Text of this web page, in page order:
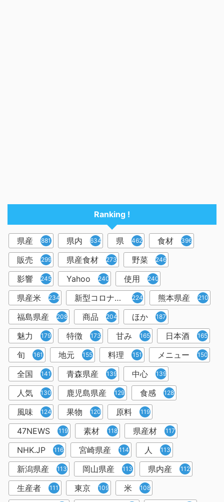
Ranking !
県産 881 県内 634 県 462 食材 396
販売 299 県産食材 273 野菜 246
影響 245 Yahoo 240 使用 240
県産米 234 新型コロナウイルス 224 熊本県産 210
福島県産 208 商品 204 ほか 187
魅力 179 特徴 173 甘み 165 日本酒 165
旬 161 地元 155 料理 151 メニュー 150
全国 141 青森県産 139 中心 139
人気 130 鹿児島県産 129 食感 128
風味 124 果物 120 原料 119
47NEWS 119 素材 118 県産材 117
NHK.JP 116 宮崎県産 114 人 113
新潟県産 113 岡山県産 113 県内産 112
生産者 111 東京 109 米 108